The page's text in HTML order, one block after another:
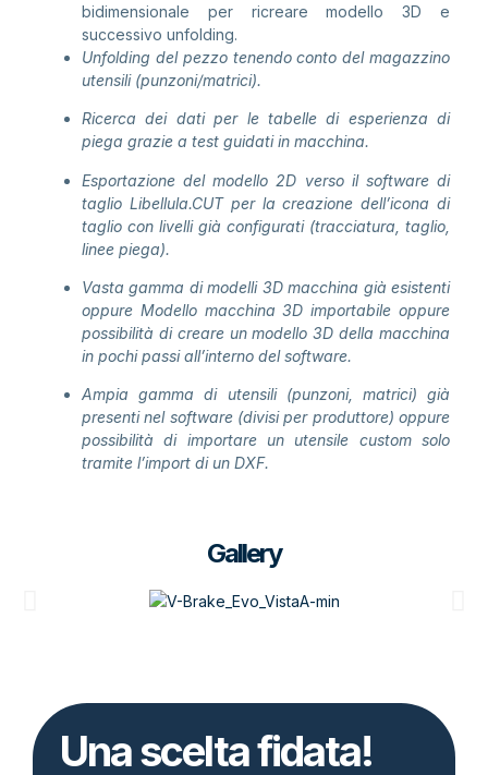
bidimensionale per ricreare modello 3D e
successivo unfolding.
Unfolding del pezzo tenendo conto del magazzino
utensili (punzoni/matrici).
Ricerca dei dati per le tabelle di esperienza di
piega grazie a test guidati in macchina.
Esportazione del modello 2D verso il software di
taglio Libellula.CUT per la creazione dell’icona di
taglio con livelli già configurati (tracciatura, taglio,
linee piega).
Vasta gamma di modelli 3D macchina già esistenti
oppure Modello macchina 3D importabile oppure
possibilità di creare un modello 3D della macchina
in pochi passi all’interno del software.
Ampia gamma di utensili (punzoni, matrici) già
presentinel software (divisi per produttore) oppure
possibilità di importare un utensile custom solo
tramite l’import di un DXF.
Gallery
Una scelta fidata!